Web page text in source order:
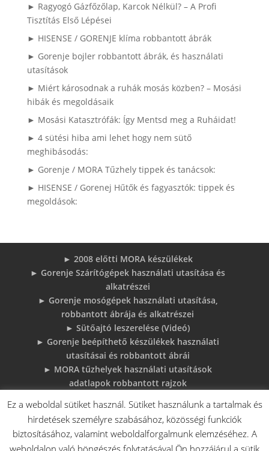
► Ragyogó Gázfőzőlap, Karcok Nélkül? – A Profi
Tisztítás Első Lépései
► HISENSE / GORENJE klíma robbantott ábrák
► Gorenje bojler robbantott ábrák, és használati
utasítások
► Miért károsodnak a ruhák mosás közben? – Mosási
hibák és megoldásaik
► Mosási Katasztrófák: Így Mentsd meg a Ruháidat!
► 4 sütési hiba ami lehet hogy nem sütő
meghibásodás:
► Gorenje / MORA Tűzhely tippek és tanácsok:
► HISENSE / Gorenej Hűtők és fagyasztók: tippek és
megoldások:
► 2008 előtti MORA készülékek
► Gorenje Szárítógépek használati utasítása és
alkatrészei
► Gorenje mosógépek használati utasítása,
robbantott ábrája és alkatrészei
► Sütőajtó leszerelése (Videó)
► Gorenje beépíthető készülékek használati
utasításai és robbantott ábrái
► MORA tűzhelyek használati utasítások
adatlapok robbantott rajzok
megoldások
► 6 gyakori sütő hiba, és megoldások
♦Gorenje Háztartásigépek adattábláiról:
Ez a weboldal sütiket használ. Sütiket használunk a tartalmak és
hirdetések személyre szabásához, közösségi funkciók
biztosításához, valamint weboldalforgalmunk elemzéséhez. A
weboldalon való böngészés folytatásával Ön hozzájárul a sütik